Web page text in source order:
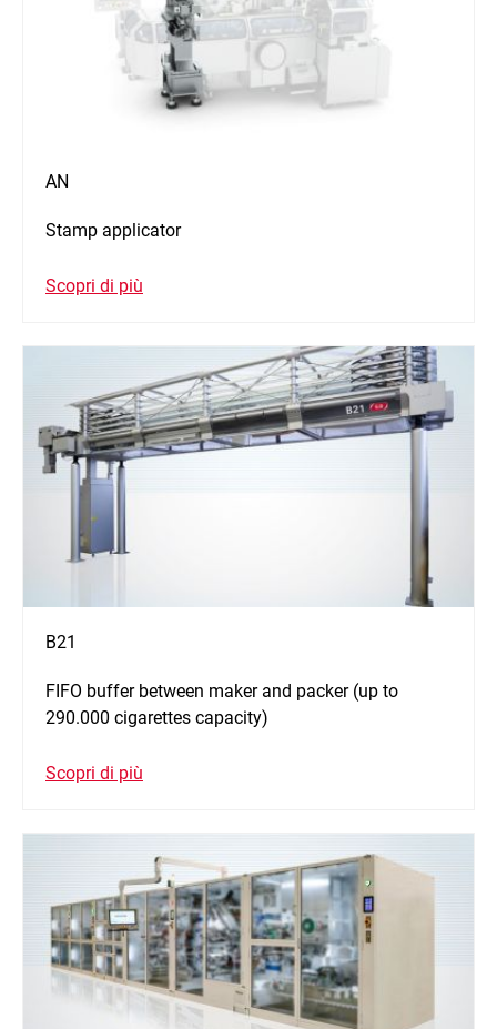
AN
Stamp applicator
Scopri di più
B21
FIFO buffer between maker and packer (up to
290.000 cigarettes capacity)
Scopri di più